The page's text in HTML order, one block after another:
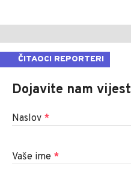
ČITAOCI REPORTERI
Dojavite nam vijest
Naslov *
Vaše ime *